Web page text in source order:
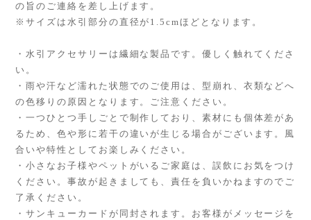
の旨のご連絡を差し上げます。
※サイズは水引部分の直径が1.5cmほどとなります。
・水引アクセサリーは繊細な製品です。優しく触れてくださ
い。
・雨や汗など濡れた状態でのご使用は、型崩れ、衣類などへ
の色移りの原因となります。ご注意ください。
・一つひとつ手しごとで制作しており、素材にも個体差があ
るため、色や形に若干の違いが生じる場合がございます。風
合いや特性としてお楽しみください。
・小さなお子様やペットがいるご家庭は、誤飲にお気をつけ
ください。事故が起きましても、責任を負いかねますのでご
了承ください。
・サンキューカードが同封されます。お客様がメッセージを